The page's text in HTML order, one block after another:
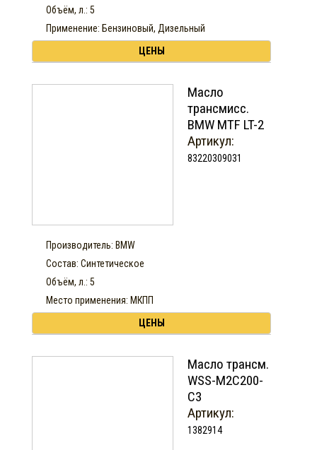
Объём, л.: 5
Применение: Бензиновый, Дизельный
ЦЕНЫ
Масло
трансмисс.
BMW MTF LT-2
Артикул:
83220309031
Производитель: BMW
Состав: Синтетическое
Объём, л.: 5
Место применения: МКПП
ЦЕНЫ
Масло трансм.
WSS-M2C200-
C3
Артикул:
1382914